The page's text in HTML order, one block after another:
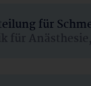
für
für